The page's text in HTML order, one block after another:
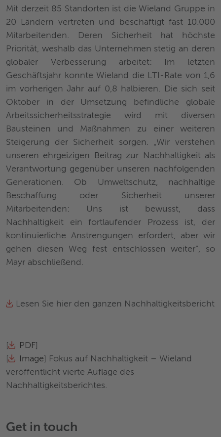
Mit derzeit 85 Standorten ist die Wieland Gruppe in
20 Ländern vertreten und beschäftigt fast 10.000
Mitarbeitenden. Deren Sicherheit hat höchste
Priorität, weshalb das Unternehmen stetig an deren
globaler Verbesserung arbeitet: Im letzten
Geschäftsjahr konnte Wieland die LTI-Rate von 1,6
im vorherigen Jahr auf 0,8 halbieren. Die sich seit
Oktober in der Umsetzung befindliche globale
Arbeitssicherheitsstrategie wird mit diversen
Bausteinen und Maßnahmen zu einer weiteren
Steigerung der Sicherheit sorgen. „Wir verstehen
unseren ehrgeizigen Beitrag zur Nachhaltigkeit als
Verantwortung gegenüber unseren nachfolgenden
Generationen. Ob Umweltschutz, nachhaltige
Beschaffung oder Sicherheit unserer
Mitarbeitenden: Uns ist bewusst, dass
Nachhaltigkeit ein fortlaufender Prozess ist, der
kontinuierliche Anstrengungen erfordert, aber wir
gehen diesen Weg fest entschlossen weiter“, so
Mayr abschließend.
Lesen Sie hier den ganzen Nachhaltigkeitsbericht
[ PDF]
[
Image] Fokus auf Nachhaltigkeit – Wieland
veröffentlicht vierte Auflage des
Nachhaltigkeitsberichtes.
Get in touch